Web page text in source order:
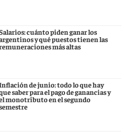
cuánto piden ganar los
y qué puestos tienen las
más altas
de junio: todo lo que hay
saber para el pago de ganancias y
monotributo en el segundo